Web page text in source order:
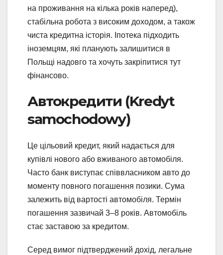
на проживання на кілька років наперед),
стабільна робота з високим доходом, а також
чиста кредитна історія. Іпотека підходить
іноземцям, які планують залишитися в
Польщі надовго та хочуть закріпитися тут
фінансово.
Автокредити (Kredyt
samochodowy)
Це цільовий кредит, який надається для
купівлі нового або вживаного автомобіля.
Часто банк виступає співвласником авто до
моменту повного погашення позики. Сума
залежить від вартості автомобіля. Термін
погашення зазвичай 3–8 років. Автомобіль
стає заставою за кредитом.
Серед вимог підтверджений дохід, легальне